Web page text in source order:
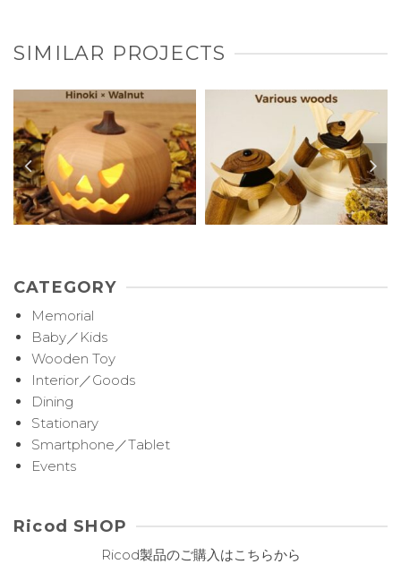
SIMILAR PROJECTS
CATEGORY
Memorial
Baby／Kids
Wooden Toy
Interior／Goods
Dining
Stationary
Smartphone／Tablet
Events
Ricod SHOP
Ricod製品のご購入はこちらから